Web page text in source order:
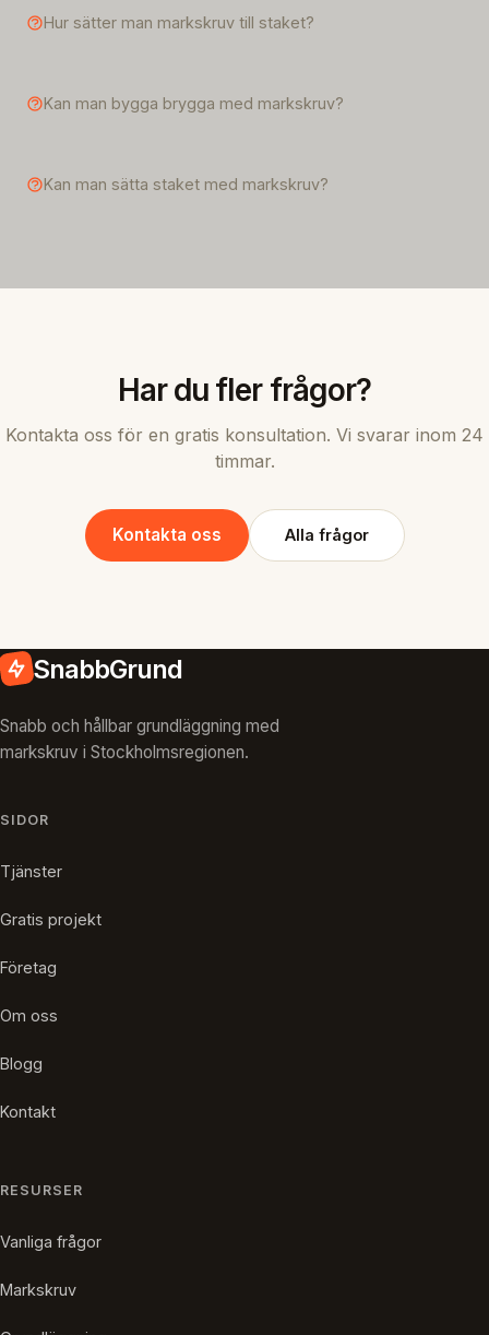
Hur sätter man markskruv till staket?
Kan man bygga brygga med markskruv?
Kan man sätta staket med markskruv?
Har du fler frågor?
Kontakta oss för en gratis konsultation. Vi svarar inom 24
timmar.
Kontakta oss Alla frågor
SnabbGrund
Snabb och hållbar grundläggning med
markskruv i Stockholmsregionen.
SIDOR
Tjänster
Gratis projekt
Företag
Om oss
Blogg
Kontakt
RESURSER
Vanliga frågor
Markskruv